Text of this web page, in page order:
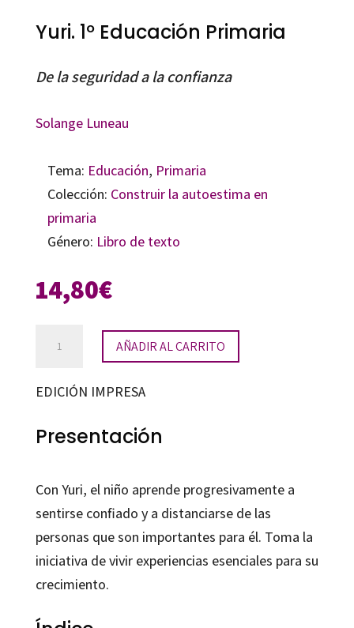
Yuri. 1º Educación Primaria
De la seguridad a la confianza
Solange Luneau
Tema: Educación, Primaria
Colección: Construir la autoestima en
primaria
Género: Libro de texto
14,80€
Educación
cantidad
AÑADIR AL CARRITO
EDICIÓN IMPRESA
Presentación
Con Yuri, el niño aprende progresivamente a
sentirse confiado y a distanciarse de las
personas que son importantes para él. Toma la
iniciativa de vivir experiencias esenciales para su
crecimiento.